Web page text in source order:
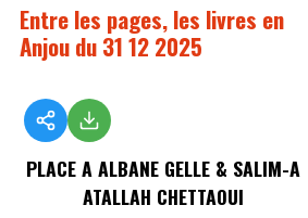
Entre les pages, les livres en
Anjou du 31 12 2025
PLACE A ALBANE GELLE & SALIM-A
ATALLAH CHETTAOUI